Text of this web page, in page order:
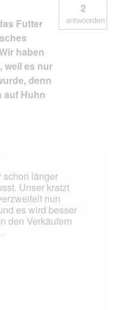
Futter
haben
weil es nur
denn
auf Huhn
2
antwoorden
schon länger
Unser kratzt
nun
es wird besser
den Verkäufern